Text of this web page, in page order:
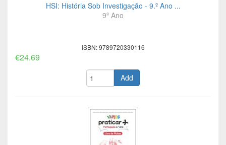
HSI: História Sob Investigação - 9.º Ano ...
9º Ano
ISBN: 9789720330116
€24.69
Add